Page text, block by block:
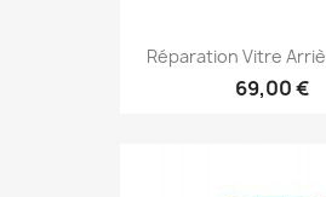
Réparation Vitre
69,00 €